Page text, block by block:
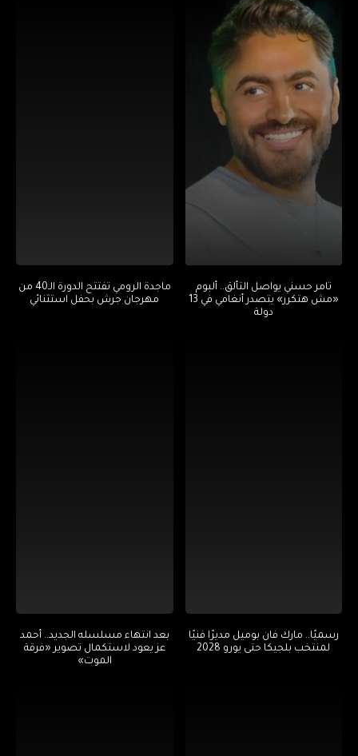
تامر حسني يواصل التألق.. ألبوم
«مش هتكرر» يتصدر أنغامي في 13
دولة
ماجدة الرومي تفتتح الدورة الـ40 من
مهرجان جرش بحفل استثنائي
رسميًا.. مارك فان بوميل مديرًا فنيًا
لمنتخب بلجيكا حتى يورو 2028
بعد انتهاء مسلسله الجديد.. أحمد
عز يعود لاستكمال تصوير «فرقة
الموت»